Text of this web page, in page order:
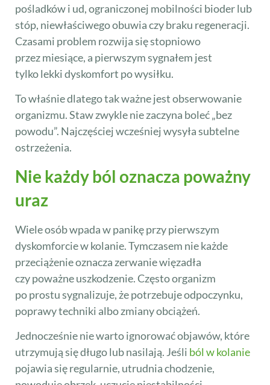
pośladków i ud, ograniczonej mobilności bioder lub
stóp, niewłaściwego obuwia czy braku regeneracji.
Czasami problem rozwija się stopniowo
przez miesiące, a pierwszym sygnałem jest
tylko lekki dyskomfort po wysiłku.
To właśnie dlatego tak ważne jest obserwowanie
organizmu. Staw zwykle nie zaczyna boleć „bez
powodu”. Najczęściej wcześniej wysyła subtelne
ostrzeżenia.
Nie każdy ból oznacza poważny
uraz
Wiele osób wpada w panikę przy pierwszym
dyskomforcie w kolanie. Tymczasem nie każde
przeciążenie oznacza zerwanie więzadła
czy poważne uszkodzenie. Często organizm
po prostu sygnalizuje, że potrzebuje odpoczynku,
poprawy techniki albo zmiany obciążeń.
Jednocześnie nie warto ignorować objawów, które
utrzymują się długo lub nasilają. Jeśli ból w kolanie
pojawia się regularnie, utrudnia chodzenie,